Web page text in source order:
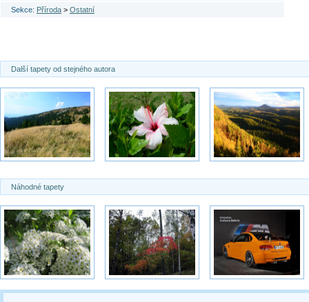
Sekce: Příroda > Ostatní
Další tapety od stejného autora
Náhodné tapety